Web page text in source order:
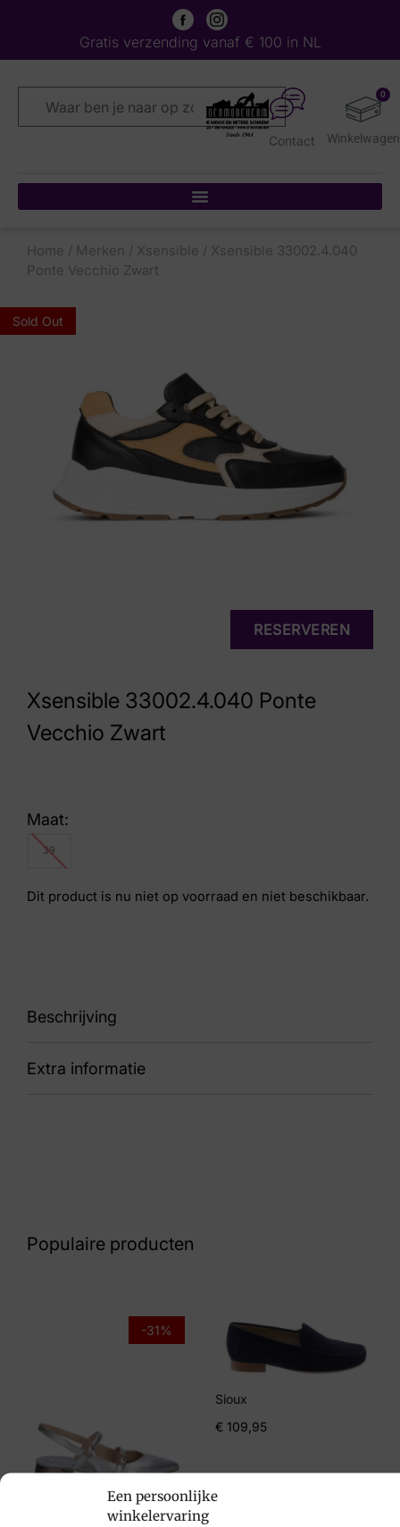
Een persoonlijke
winkelervaring
Gratis verzending vanaf € 100 in NL
0
Contact
Home / Merken / Xsensible / Xsensible 33002.4.040
Ponte Vecchio Zwart
Sold Out
Xsensible 33002.4.040 Ponte
Vecchio Zwart
RESERVEREN
Maat:
39
Dit product is nu niet op voorraad en niet beschikbaar.
Beschrijving
89 33002.4.040 Ponte Vecchio
Extra informatie
33002.4.040 Ponte Vecchio
Populaire producten
-31%
Sioux
€ 109,95